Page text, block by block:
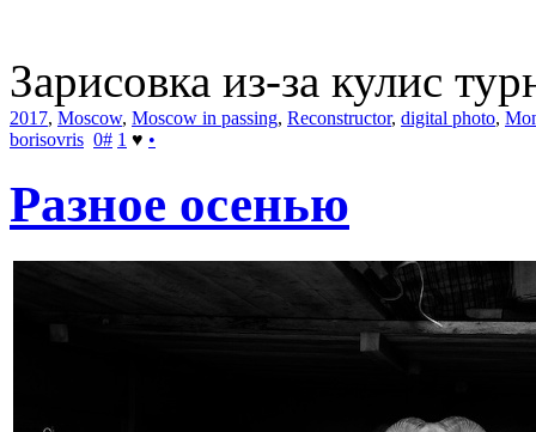
Зарисовка из-за кулис
2017, Moscow, Moscow in passing, Reconstructor, digital photo,
borisovris 0# 1 ♥ •
Разное осенью